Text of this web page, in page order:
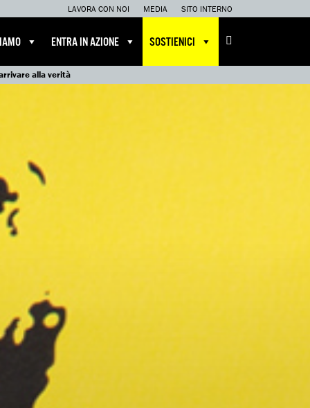
LAVORA CON NOI MEDIA SITO INTERNO
ENTRA IN AZIONE SOSTIENICI
alla verità